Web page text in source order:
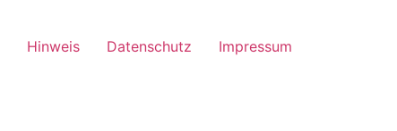
Hinweis Datenschutz Impressum